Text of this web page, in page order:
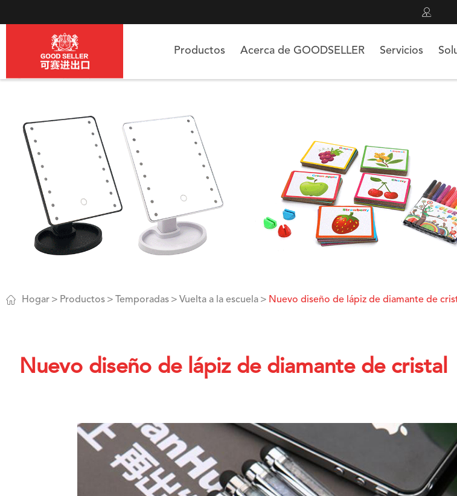

Productos Acerca de GOODSELLER Servicios
 Hogar Productos Temporadas Vuelta a la escuela Nuevo diseño de lápiz de diamante de
Nuevo diseño de lápiz de diamante de cristal